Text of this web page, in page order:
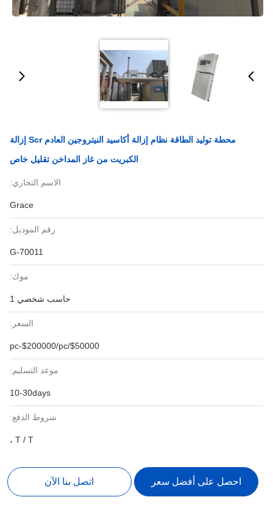
محطة توليد الطاقة نظام إزالة أكاسيد النيتروجين العادم Scr إزالة
الكبريت من غاز المداخن تقليل خاص
الاسم التجاري:
Grace
رقم الموديل:
G-70011
موك:
حاسب شخصي 1
السعر:
$50000/pc-$200000/pc
موعد التسليم:
10-30days
شروط الدفع:
T / T ،
احصل على أفضل سعر اتصل بنا الآن